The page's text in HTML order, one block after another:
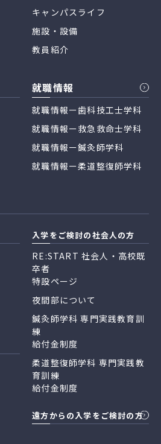
キャンパスライフ
施設・設備
教員紹介
就職情報
就職情報ー歯科技工士学科
就職情報ー救急救命士学科
就職情報ー鍼灸師学科
就職情報ー柔道整復師学科
入学をご検討の社会人の方
RE:START 社会人・高校既
卒者
特設ページ
夜間部について
鍼灸師学科 専門実践教育訓
練
給付金制度
柔道整復師学科 専門実践教
育訓練
給付金制度
遠方からの入学をご検討の方